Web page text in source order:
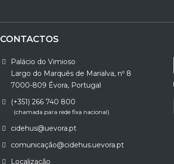
CONTACTOS
Palácio do Vimioso
Largo do Marquês de Marialva, nº 8
7000-809 Évora, Portugal
(+351) 266 740 800
(chamada para rede fixa nacional)
cidehus@uevora.pt
comunicação@cidehus.uevora.pt
Localização